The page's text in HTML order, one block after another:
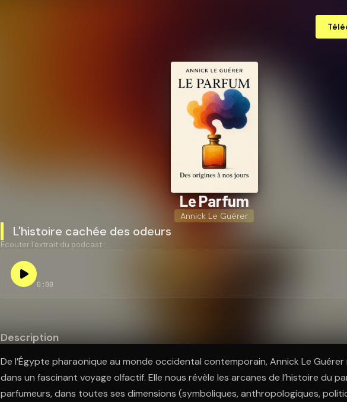
Le Parfum
Annick Le Guérer
L'histoire cachée des odeurs
Écouter l'extrait du podcast :
0:00
Description
De l’Égypte pharaonique au monde occidental contemporain, Annick Le Guérer
dans un fascinant voyage olfactif. Elle nous révèle les arcanes de l’histoire du
parfumeurs, dans toutes ses dimensions (symboliques, anthropologiques,